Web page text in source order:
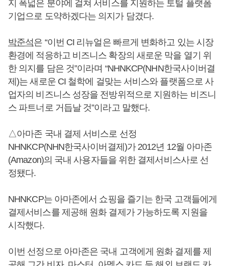
지 폭넓은 분야에 걸쳐 서비스를 지원하는 토털 플랫폼
기업으로 도약하겠다는 의지가 담겼다.
박준석은 “이번 CI 리뉴얼은 빠르게 변화하고 있는 시장
환경에 적응하고 비즈니스 확장의 새로운 막을 열기 위
한 의지를 담은 것”이라며 “NHNKCP(NHN한국사이버결
제)는 새로운 CI 철학에 걸맞는 서비스와 플랫폼으로 사
업자의 비즈니스 성장을 전방위적으로 지원하는 비즈니
스 파트너로 거듭날 것”이라고 말했다.
△아마존 국내 결제 서비스로 선정
NHNKCP(NHN한국사이버결제)가 2012년 12월 아마존
(Amazon)의 국내 사용자들을 위한 결제서비스사로 선
정됐다.
NHNKCP는 아마존에서 쇼핑을 즐기는 한국 고객들에게
결제서비스를 제공해 원화 결제가 가능하도록 지원을
시작했다.
이번 선정으로 아마존은 국내 고객에게 원화 결제를 제